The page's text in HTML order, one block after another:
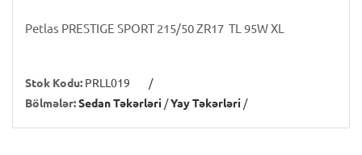
Petlas PRESTIGE SPORT 215/50 ZR17 TL 95W XL
Stok Kodu: PRLL019
/
Bölmələr:Sedan Təkərləri /Yay Təkərləri /